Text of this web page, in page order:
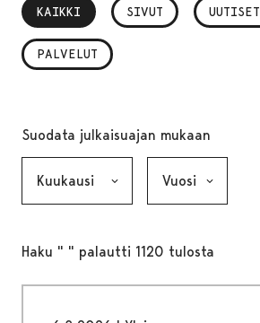
KAIKKI
, VALITTU SIVUT UUTISET
PALVELUT
Suodata julkaisuajan mukaan
Haku " " palautti 1120 tulosta